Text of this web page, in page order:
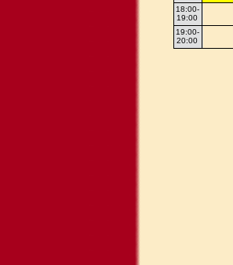
18:00-
19:00
19:00-
20:00